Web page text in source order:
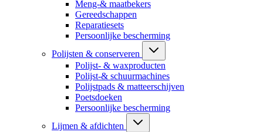
Meng-& maatbekers
Gereedschappen
Reparatiesets
Persoonlijke bescherming
Polijsten & conserveren
Polijst- & waxproducten
Polijst-& schuurmachines
Polijstpads & matteerschijven
Poetsdoeken
Persoonlijke bescherming
Lijmen & afdichten